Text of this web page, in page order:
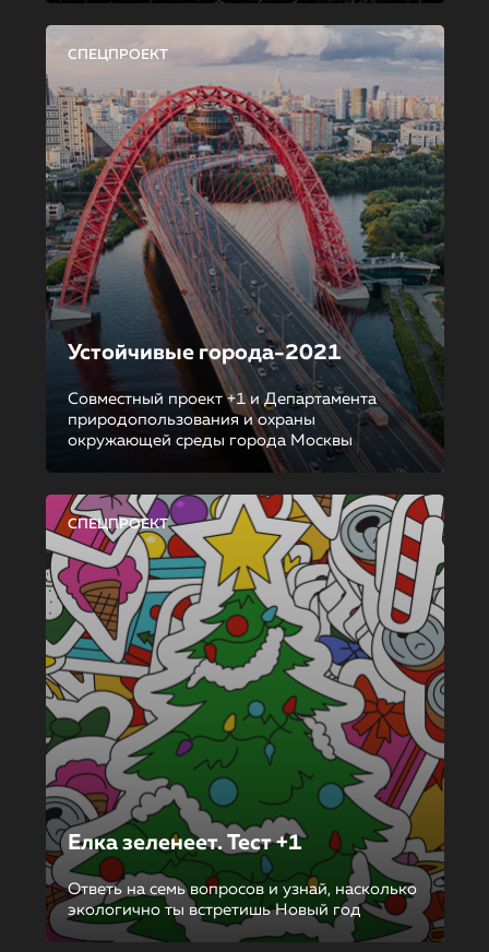
СПЕЦПРОЕКТ
Устойчивые города-2021
Совместный проект +1 и Департамента
природопользования и охраны
окружающей среды города Москвы
СПЕЦПРОЕКТ
Елка зеленеет. Тест +1
Ответь на семь вопросов и узнай, насколько
экологично ты встретишь Новый год